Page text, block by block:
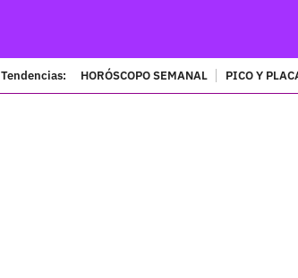
Tendencias: HORÓSCOPO SEMANAL PICO Y